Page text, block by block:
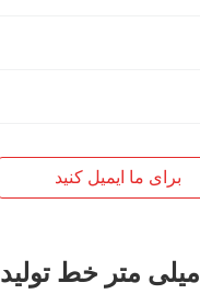
برای ما ایمیل کنید
دو پیچ 160 کیلوگرم / H 20 میلی متر خط تولید